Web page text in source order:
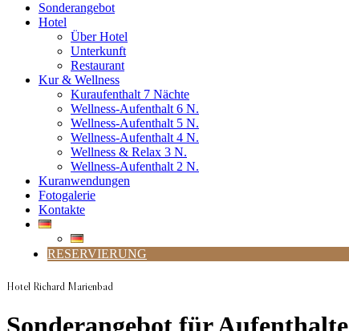
Sonderangebot
Hotel
Über Hotel
Unterkunft
Restaurant
Kur & Wellness
Kuraufenthalt 7 Nächte
Wellness-Aufenthalt 6 N.
Wellness-Aufenthalt 5 N.
Wellness-Aufenthalt 4 N.
Wellness & Relax 3 N.
Wellness-Aufenthalt 2 N.
Kuranwendungen
Fotogalerie
Kontakte
RESERVIERUNG
Hotel Richard Marienbad